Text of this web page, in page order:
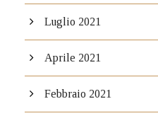
Luglio 2021
Aprile 2021
Febbraio 2021